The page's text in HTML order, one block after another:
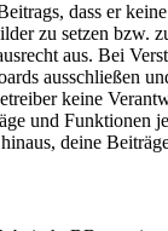
dass er
zu setzen bzw.
aus. Bei
ausschließen
keine
und Funktionen
deine